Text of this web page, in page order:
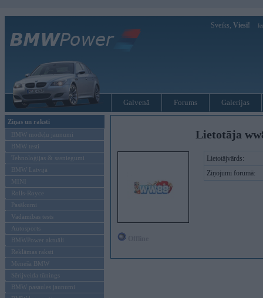
Sveiks, Viesi!
Galvenā Forums Galerijas
Ziņas un raksti
BMW modeļu jaunumi
BMW testi
Tehnoloģijas & sasniegumi
BMW Latvijā
MINI
Rolls-Royce
Pasākumi
Vadāmības tests
Autosports
BMWPower aktuāli
Reklāmas raksti
Mēneša BMW
Sērijveida tūnings
BMW pasaules jaunumi
Lietotāja
Lietotājvārds:
Ziņojumi forumā: